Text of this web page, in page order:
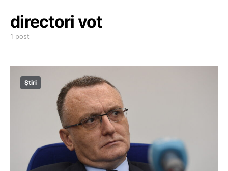
directori vot
1 post
Știri